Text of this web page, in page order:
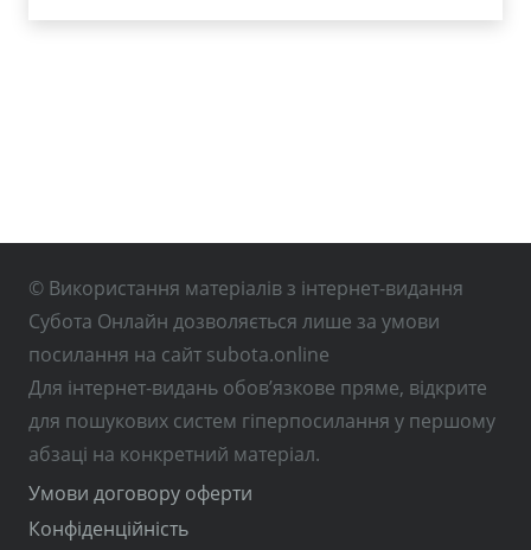
© Використання матеріалів з інтернет-видання
Субота Онлайн дозволяється лише за умови
посилання на сайт subota.online
Для інтернет-видань обов’язкове пряме, відкрите
для пошукових систем гіперпосилання у першому
абзаці на конкретний матеріал.
Умови договору оферти
Конфіденційність